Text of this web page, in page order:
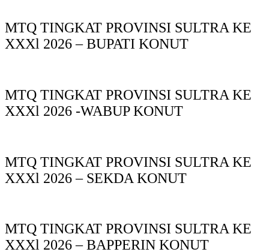
MTQ TINGKAT PROVINSI SULTRA KE
XXXl 2026 – BUPATI KONUT
MTQ TINGKAT PROVINSI SULTRA KE
XXXl 2026 -WABUP KONUT
MTQ TINGKAT PROVINSI SULTRA KE
XXXl 2026 – SEKDA KONUT
MTQ TINGKAT PROVINSI SULTRA KE
XXXl 2026 – BAPPERIN KONUT